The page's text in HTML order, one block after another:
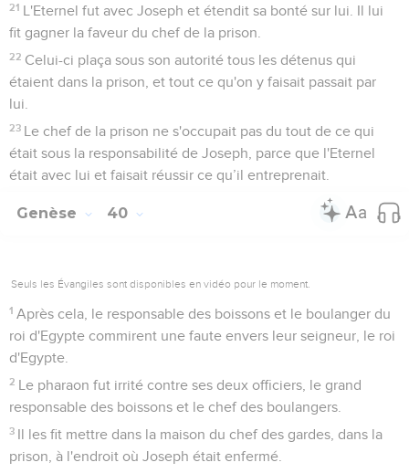
21 L'Eternel fut avec Joseph et étendit sa bonté sur lui. Il lui
fit gagner la faveur du chef de la prison.
22 Celui-ci plaça sous son autorité tous les détenus qui
étaient dans la prison, et tout ce qu'on y faisait passait par
lui.
23 Le chef de la prison ne s'occupait pas du tout de ce qui
était sous la responsabilité de Joseph, parce que l'Eternel
était avec lui et faisait réussir ce qu’il entreprenait.
Genèse 40
Seuls les Évangiles sont disponibles en vidéo pour le moment.
1 Après cela, le responsable des boissons et le boulanger du
roi d'Egypte commirent une faute envers leur seigneur, le roi
d'Egypte.
2 Le pharaon fut irrité contre ses deux officiers, le grand
responsable des boissons et le chef des boulangers.
3 Il les fit mettre dans la maison du chef des gardes, dans la
prison, à l'endroit où Joseph était enfermé.